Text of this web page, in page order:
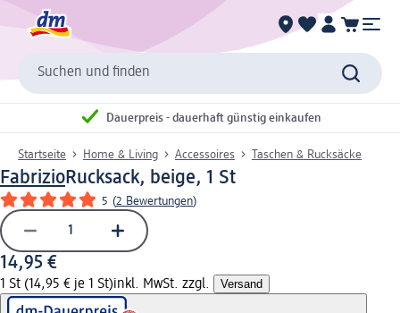
Suchen und finden
Dauerpreis - dauerhaft günstig einkaufen
Startseite Home & Living Accessoires Taschen & Rucksäcke
FabrizioRucksack, beige, 1 St
5 (2 Bewertungen)
14,95 €
1 St (14,95 € je 1 St)inkl. MwSt. zzgl. Versand